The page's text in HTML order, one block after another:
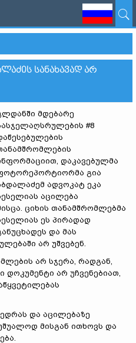
ᲡᲐᲜᲐᲮᲐᲕᲐᲓ ᲐᲠ
მდებარე
#8
დაკავებულმა
გია
ადვოკატ ეკა
აცილება
ციხის თანამშრომლებმა
ეს პირადად
და მას
არ უშვებენ.
არ სჯერა, რადგან,
დოკუმენტი არ უჩვენებიათ,
და აცილებაზე
მისგან ითხოვს და